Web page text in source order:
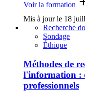
Voir la formation
Mis à jour le 18
Recherche
Sondage
Éthique
Méthodes de
l'information :
professionnels